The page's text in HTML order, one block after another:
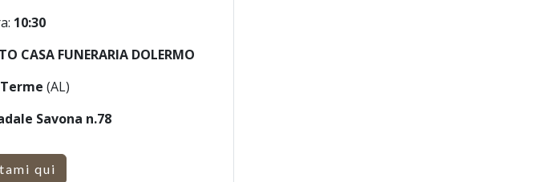
10:30
CASA FUNERARIA DOLERMO
(AL)
Savona n.78
qui